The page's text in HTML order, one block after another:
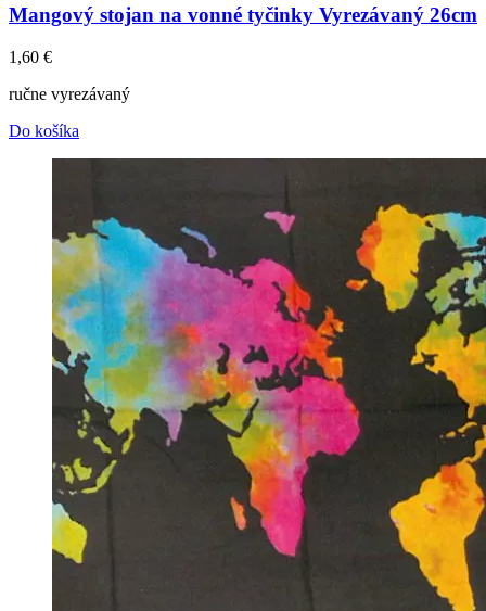
Mangový stojan na vonné tyčinky Vyrezávaný 26cm
1,60 €
ručne vyrezávaný
Do košíka